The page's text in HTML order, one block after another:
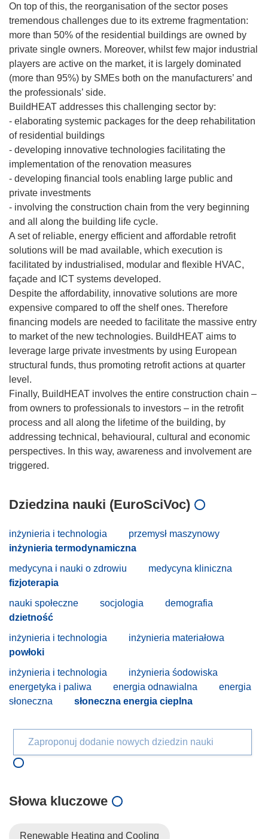
On top of this, the reorganisation of the sector poses
tremendous challenges due to its extreme fragmentation:
more than 50% of the residential buildings are owned by
private single owners. Moreover, whilst few major industrial
players are active on the market, it is largely dominated
(more than 95%) by SMEs both on the manufacturers’ and
the professionals’ side.
BuildHEAT addresses this challenging sector by:
- elaborating systemic packages for the deep rehabilitation
of residential buildings
- developing innovative technologies facilitating the
implementation of the renovation measures
- developing financial tools enabling large public and
private investments
- involving the construction chain from the very beginning
and all along the building life cycle.
A set of reliable, energy efficient and affordable retrofit
solutions will be mad available, which execution is
facilitated by industrialised, modular and flexible HVAC,
façade and ICT systems developed.
Despite the affordability, innovative solutions are more
expensive compared to off the shelf ones. Therefore
financing models are needed to facilitate the massive entry
to market of the new technologies. BuildHEAT aims to
leverage large private investments by using European
structural funds, thus promoting retrofit actions at quarter
level.
Finally, BuildHEAT involves the entire construction chain –
from owners to professionals to investors – in the retrofit
process and all along the lifetime of the building, by
addressing technical, behavioural, cultural and economic
perspectives. In this way, awareness and involvement are
Dziedzina nauki (EuroSciVoc)
inżynieria i technologia
przemysł maszynowy
inżynieria termodynamiczna
medycyna i nauki o zdrowiu
medycyna kliniczna
fizjoterapia
nauki społeczne
socjologia
demografia
dzietność
inżynieria i technologia
inżynieria materiałowa
powłoki
inżynieria i technologia
inżynieria śodowiska
energetyka i paliwa
energia odnawialna
energia
słoneczna
słoneczna energia cieplna
Zaproponuj dodanie nowych dziedzin nauki
Słowa kluczowe
Renewable Heating and Cooling